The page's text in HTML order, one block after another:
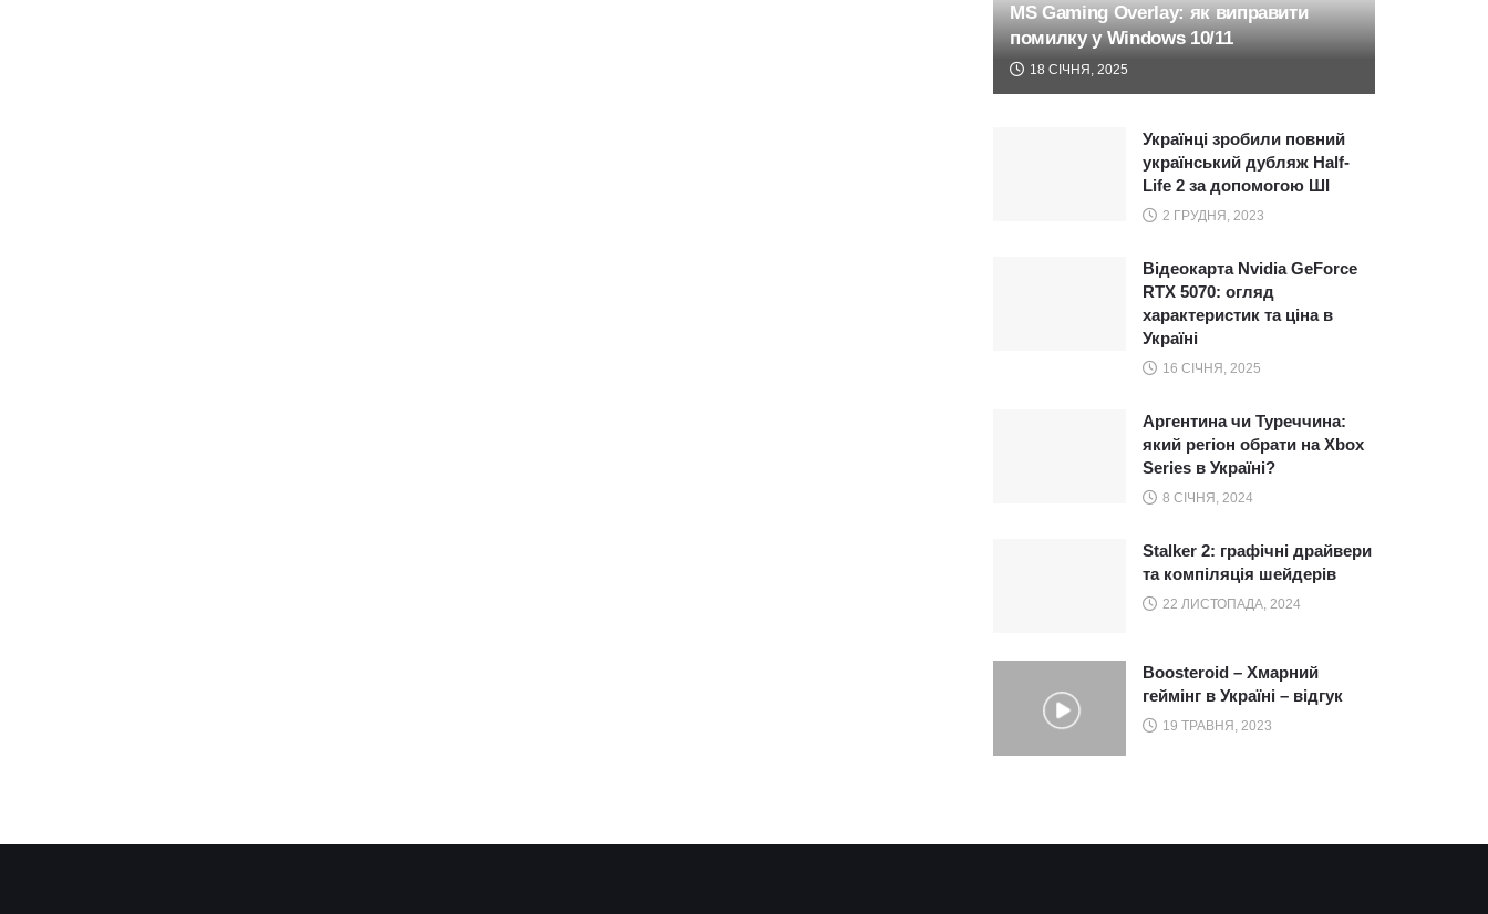
MS Gaming Overlay: як виправити
помилку у Windows 10/11
18 СІЧНЯ, 2025
Українці зробили повний
український дубляж Half-
Life 2 за допомогою ШІ
2 ГРУДНЯ, 2023
Відеокарта Nvidia GeForce
RTX 5070: огляд
характеристик та ціна в
Україні
16 СІЧНЯ, 2025
Аргентина чи Туреччина:
який регіон обрати на Xbox
Series в Україні?
8 СІЧНЯ, 2024
Stalker 2: графічні драйвери
та компіляція шейдерів
22 ЛИСТОПАДА, 2024
Boosteroid – Хмарний
геймінг в Україні – відгук
19 ТРАВНЯ, 2023